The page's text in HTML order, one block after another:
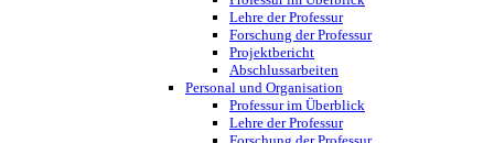
Lehre der Professur
Forschung der Professur
Projektbericht
Abschlussarbeiten
Personal und Organisation
Professur im Überblick
Lehre der Professur